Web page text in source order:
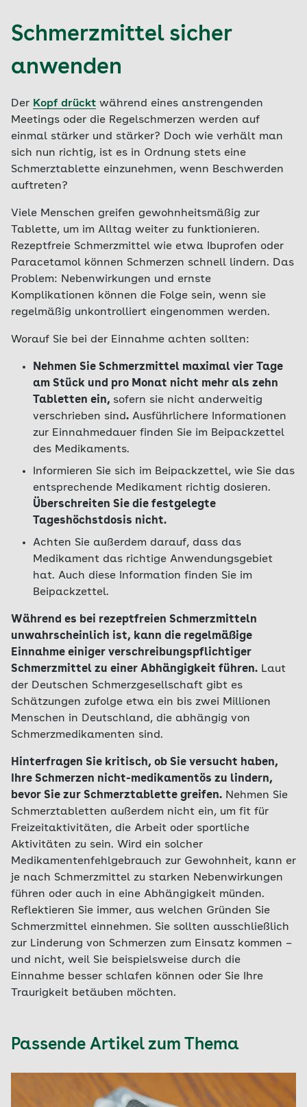
Schmerzmittel sicher
anwenden
Der Kopf drückt während eines anstrengenden
Meetings oder die Regelschmerzen werden auf
einmal stärker und stärker? Doch wie verhält man
sich nun richtig, ist es in Ordnung stets eine
Schmerztablette einzunehmen, wenn Beschwerden
auftreten?
Viele Menschen greifen gewohnheitsmäßig zur
Tablette, um im Alltag weiter zu funktionieren.
Rezeptfreie Schmerzmittel wie etwa Ibuprofen oder
Paracetamol können Schmerzen schnell lindern. Das
Problem: Nebenwirkungen und ernste
Komplikationen können die Folge sein, wenn sie
regelmäßig unkontrolliert eingenommen werden.
Worauf Sie bei der Einnahme achten sollten:
Nehmen Sie Schmerzmittel maximal vier Tage
am Stück und pro Monat nicht mehr als zehn
Tabletten ein, sofern sie nicht anderweitig
verschrieben sind. Ausführlichere Informationen
zur Einnahmedauer finden Sie im Beipackzettel
des Medikaments.
Informieren Sie sich im Beipackzettel, wie Sie das
entsprechende Medikament richtig dosieren.
Überschreiten Sie die festgelegte
Tageshöchstdosis nicht.
Achten Sie außerdem darauf, dass das
Medikament das richtige Anwendungsgebiet
hat. Auch diese Information finden Sie im
Beipackzettel.
Während es bei rezeptfreien Schmerzmitteln
unwahrscheinlich ist, kann die regelmäßige
Einnahme einiger verschreibungspflichtiger
Schmerzmittel zu einer Abhängigkeit führen. Laut
der Deutschen Schmerzgesellschaft gibt es
Schätzungen zufolge etwa ein bis zwei Millionen
Menschen in Deutschland, die abhängig von
Schmerzmedikamenten sind.
Hinterfragen Sie kritisch, ob Sie versucht haben,
Ihre Schmerzen nicht-medikamentös zu lindern,
bevor Sie zur Schmerztablette greifen. Nehmen Sie
Schmerztabletten außerdem nicht ein, um fit für
Freizeitaktivitäten, die Arbeit oder sportliche
Aktivitäten zu sein. Wird ein solcher
Medikamentenfehlgebrauch zur Gewohnheit, kann er
je nach Schmerzmittel zu starken Nebenwirkungen
führen oder auch in eine Abhängigkeit münden.
Reflektieren Sie immer, aus welchen Gründen Sie
Schmerzmittel einnehmen. Sie sollten ausschließlich
zur Linderung von Schmerzen zum Einsatz kommen –
und nicht, weil Sie beispielsweise durch die
Einnahme besser schlafen können oder Sie Ihre
Traurigkeit betäuben möchten.
Passende Artikel zum Thema